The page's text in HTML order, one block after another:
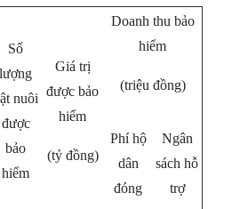
Số
lượng
nuôi
được
bảo
hiểm
Giá trị
được bảo
hiểm
(tỷ đồng)
Doanh thu bảo
hiểm
(triệu đồng)
Phí hộ
dân
đóng
Ngân
sách hỗ
trợ